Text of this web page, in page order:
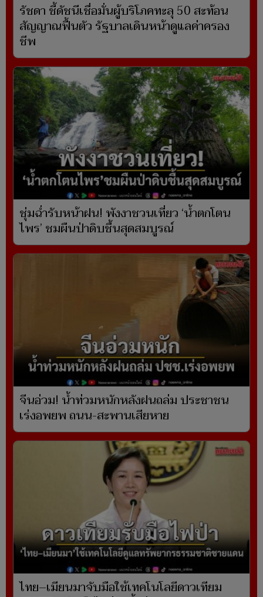
รัชดา ชี้ดัชนีเชื่อมั่นผู้บริโภคทะลุ 50 สะท้อน
สัญญาณฟื้นตัว รัฐบาลเดินหน้าดูแลค่าครอง
ชีพ
ชุ่มฉ่ำรับหน้าฝน! พังงาชวนเที่ยว ‘น้ำตกโตน
ไพร’ ชมผืนป่าดิบชื้นสุดสมบูรณ์
จีนอ่วม! น้ำท่วมหนักหลังฝนถล่ม ประชาชน
เร่งอพยพ ถนน-สะพานเสียหาย
ไทย–เมียนมาจับมือใช้เทคโนโลยีดาวเทียม